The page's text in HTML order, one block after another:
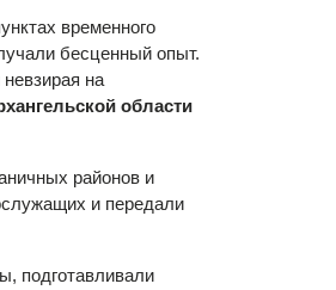
временного
бесценный опыт.
на
области
районов и
и передали
подготавливали